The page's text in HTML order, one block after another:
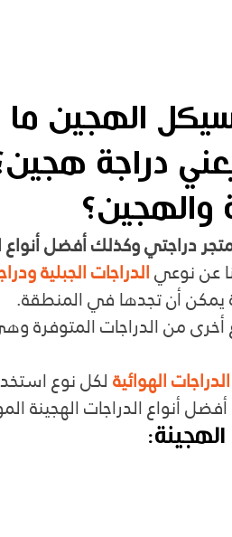
الهجين
دراجة
والهجين؟
دراجتي وكذلك أفضل أنواع
عن نوعي الدراجات الجبلية
أن تجدها في المنطقة.
أخرى من الدراجات المتوفرة
الهوائية لكل نوع
أنواع الدراجات الهجينة
الهجينة: